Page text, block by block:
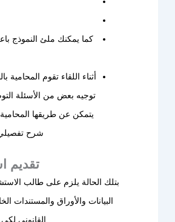
كما يمكنك ملئ النموذج
أثناء اللقاء تقوم
توجيه بعض من الأسئلة
يتمكن عن طريقها
شرح تفصيلي
تقديم
بتلك الحالة يلزم على طالب
البيانات والأوراق والمستندات
القانوني